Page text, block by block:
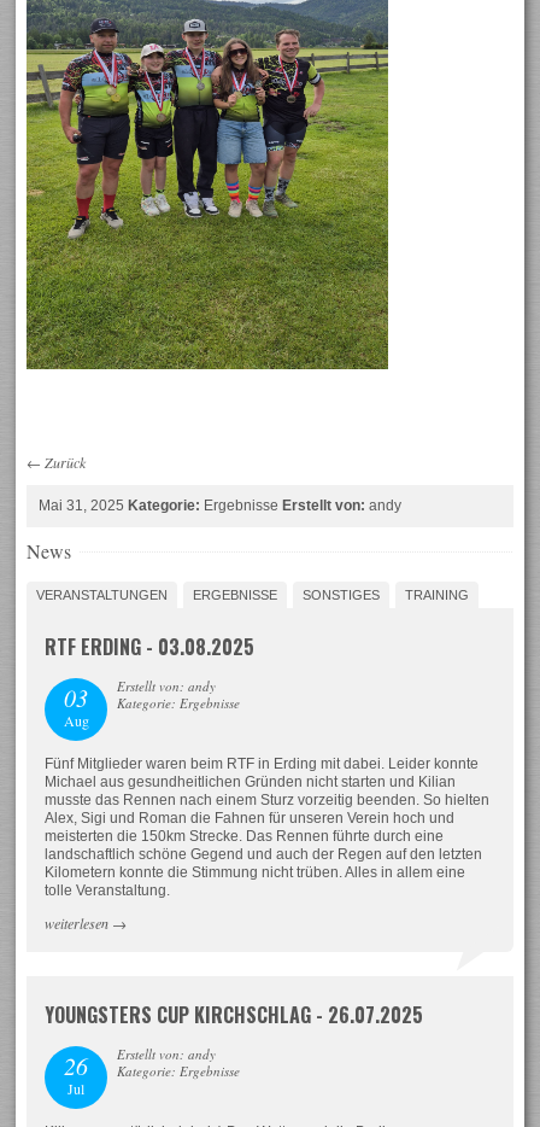
← Zurück
Mai 31, 2025Kategorie: ErgebnisseErstellt von: andy
News
VERANSTALTUNGEN ERGEBNISSE SONSTIGES TRAINING
RTF ERDING - 03.08.2025
03
Aug
Erstellt von: andy
Kategorie: Ergebnisse
Fünf Mitglieder waren beim RTF in Erding mit dabei. Leider konnte
Michael aus gesundheitlichen Gründen nicht starten und Kilian
musste das Rennen nach einem Sturz vorzeitig beenden. So hielten
Alex, Sigi und Roman die Fahnen für unseren Verein hoch und
meisterten die 150km Strecke. Das Rennen führte durch eine
landschaftlich schöne Gegend und auch der Regen auf den letzten
Kilometern konnte die Stimmung nicht trüben. Alles in allem eine
tolle Veranstaltung.
weiterlesen →
YOUNGSTERS CUP KIRCHSCHLAG - 26.07.2025
26
Jul
Erstellt von: andy
Kategorie: Ergebnisse